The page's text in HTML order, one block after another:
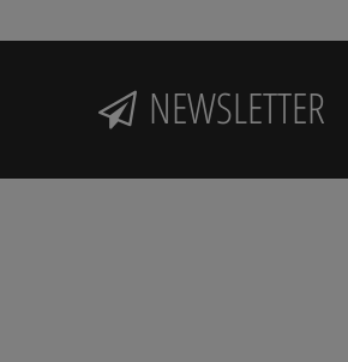
NEWSLETTER